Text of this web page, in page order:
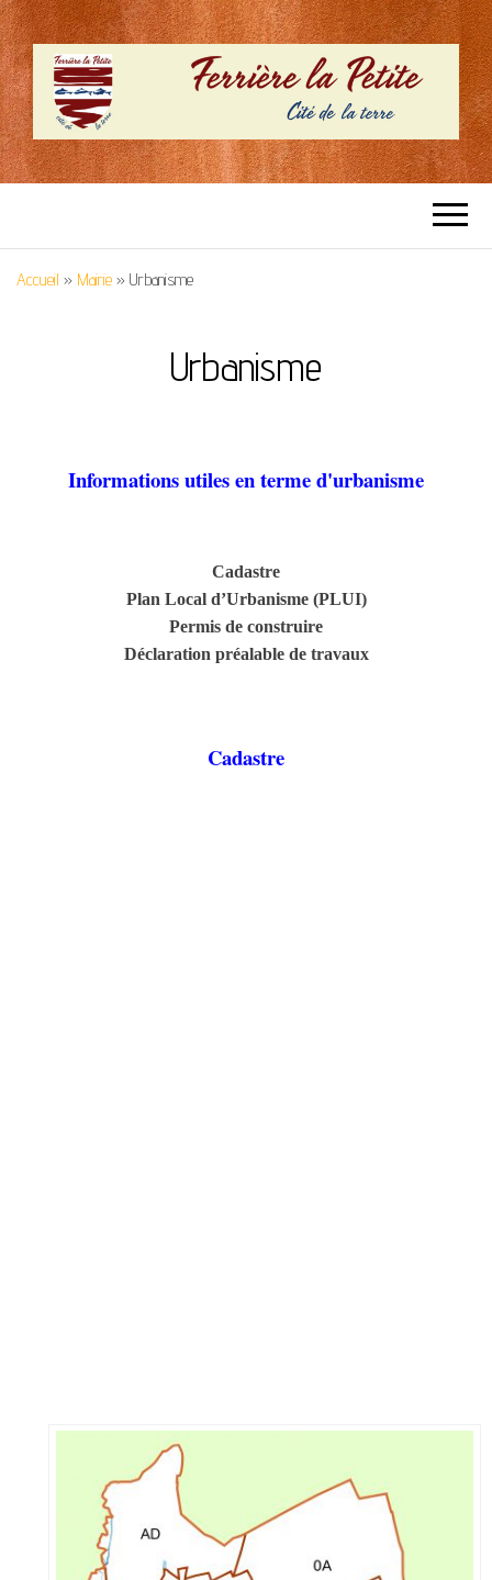
SITE OFFICIEL –
FERRIERE LA
PETITE
Cité de la terre
Accueil » Mairie » Urbanisme
Urbanisme
Informations utiles en terme d'urbanisme
Cadastre
Plan Local d’Urbanisme (PLUI)
Permis de construire
Déclaration préalable de travaux
Cadastre